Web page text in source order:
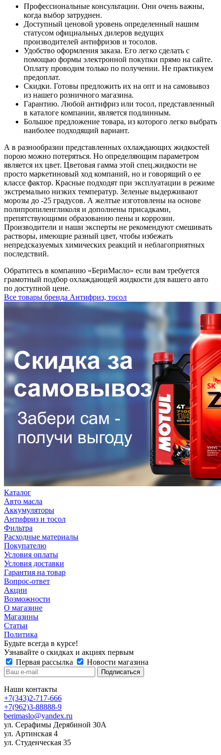
Профессиональные консультации. Они очень важны,
когда выбор затруднен.
Доступный ценовой уровень определенный нашим
статусом официальных дилеров ведущих
производителей антифризов и тосолов.
Удобство оформления заказа. Его легко сделать с
помощью формы электронной покупки прямо на сайте.
Оплату проводим только по получении. Не практикуем
предоплат.
Скидки. Готовы предложить их на опт и на самовывоз
из нашего розничного магазина.
Гарантию. Любой антифриз или тосол, представленный
в каталоге компании, является подлинным.
Большое предложение товара, из которого легко выбрать
наиболее подходящий вариант.
А в разнообразии представленных охлаждающих жидкостей
порою можно потеряться. Но определяющим параметром
является их цвет. Цветовая гамма этой спец.жидкости не
просто маркетиновый ход компаний, но и говорящий о ее
классе фактор. Красные подходят при эксплуатации в режиме
экстремально низких температур. Зеленые выдерживают
морозы до -25 градусов. А желтые изготовлены на основе
полипропиленгликоля и дополнены присадками,
препятствующими образованию пены и коррозии.
Производители и наши эксперты не рекомендуют смешивать
растворы, имеющие разный цвет, чтобы избежать
непредсказуемых химических реакций и неблагоприятных
последствий.
Обратитесь в компанию «БериМасло» если вам требуется
грамотный подбор охлаждающей жидкости для вашего авто
по доступной цене.
Все товары бренда Антифриз, тосол
Каталог
Авто масла
Аккумуляторы
Антифриз и тосол
Фильтра
Расходные материалы
Покупателю
Условия оплаты
Условия доставки
Гарантия на товар
Вопрос-ответ
Акции
Возможности
О магазине
Магазины
Статьи
Политика
Будьте всегда в курсе!
Узнавайте о скидках и акциях первым
Первая рассылка
Новости магазина
Наши контакты
+7(343)2-717-666
+7(962)3-88888-9
berimaslo@yandex.ru
ул. Серафимы Дерябиной 30А
ул. Артинская 4
ул. Студенческая 35